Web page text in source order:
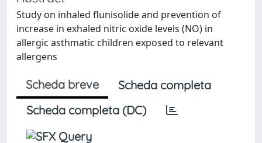
Study on inhaled flunisolide and prevention of
increase in exhaled nitric oxide levels (NO) in
allergic asthmatic children exposed to relevant
allergens
Scheda breve
Scheda completa
Scheda completa (DC)